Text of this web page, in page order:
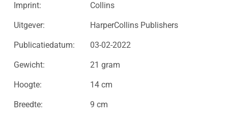
Imprint: Collins
Uitgever: HarperCollins Publishers
Publicatiedatum: 03-02-2022
Gewicht: 21 gram
Hoogte: 14 cm
Breedte: 9 cm